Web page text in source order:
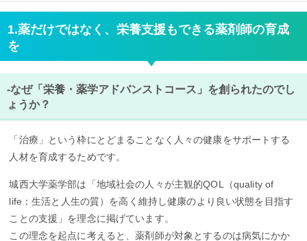
1.薬だけではなく、栄養支援もできる薬剤師の育成
を
-なぜ「栄養・薬学アドバンストコース」を創られたのでし
ょうか？
「治療」という枠にとどまることなく人々の健康をサポートする
人材を育成するためです。
城西大学薬学部は「地域社会の人々が主観的QOL（quality of
life：生活と人生の質）を高く維持し健康のより良い状態を目指す
ことの支援」を理念に掲げています。
この理念を起点に考えると、薬剤師が対象とするのは病気にかか